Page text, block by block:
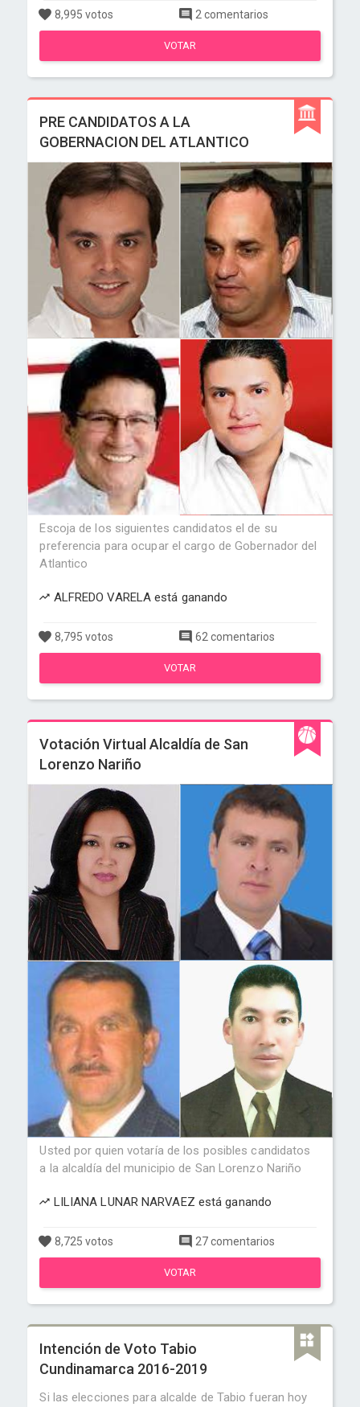
8,995 votos 2 comentarios
VOTAR
PRE CANDIDATOS A LA
GOBERNACION DEL ATLANTICO
Escoja de los siguientes candidatos el de su
preferencia para ocupar el cargo de Gobernador del
Atlantico
ALFREDO VARELA está ganando
8,795 votos 62 comentarios
VOTAR
Votación Virtual Alcaldía de San
Lorenzo Nariño
Usted por quien votaría de los posibles candidatos
a la alcaldía del municipio de San Lorenzo Nariño
LILIANA LUNAR NARVAEZ está ganando
8,725 votos 27 comentarios
VOTAR
Intención de Voto Tabio
Cundinamarca 2016-2019
Si las elecciones para alcalde de Tabio fueran hoy